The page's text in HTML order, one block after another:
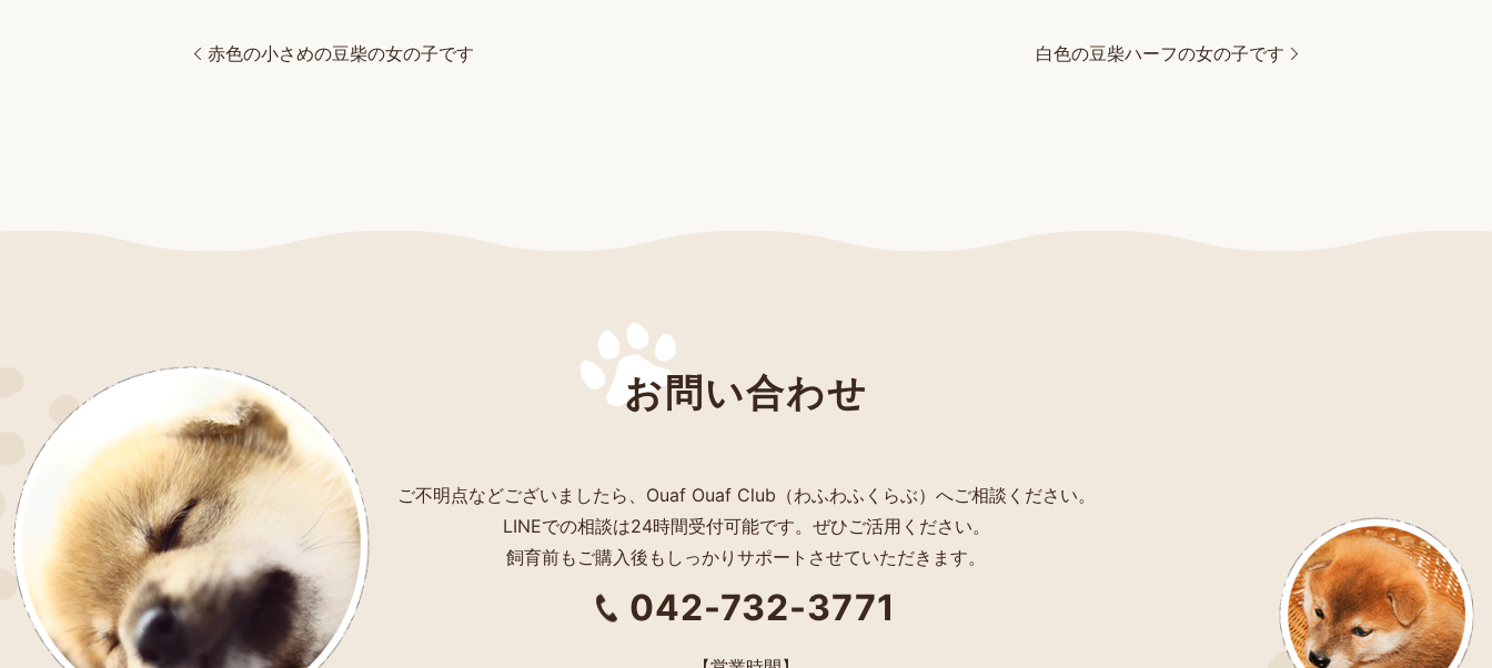
赤色の小さめの豆柴の女の子です 白色の豆柴ハーフの女の子です
お問い合わせ
ご不明点などございましたら、Ouaf Ouaf Club（わふわふくらぶ）へご相談ください。
LINEでの相談は24時間受付可能です。ぜひご活用ください。
飼育前もご購入後もしっかりサポートさせていただきます。
042-732-3771